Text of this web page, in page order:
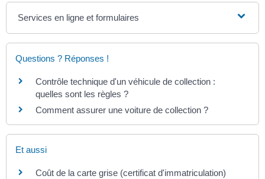
Services en ligne et formulaires
Questions ? Réponses !
Contrôle technique d'un véhicule de collection :
quelles sont les règles ?
Comment assurer une voiture de collection ?
Et aussi
Coût de la carte grise (certificat d'immatriculation)